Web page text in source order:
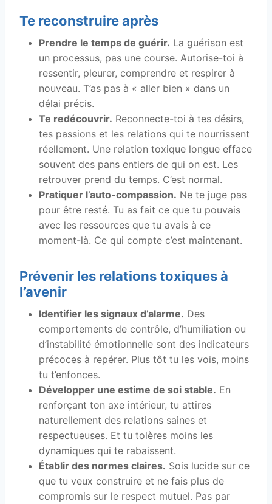
Te reconstruire après
Prendre le temps de guérir. La guérison est
un processus, pas une course. Autorise-toi à
ressentir, pleurer, comprendre et respirer à
nouveau. T’as pas à « aller bien » dans un
délai précis.
Te redécouvrir. Reconnecte-toi à tes désirs,
tes passions et les relations qui te nourrissent
réellement. Une relation toxique longue efface
souvent des pans entiers de qui on est. Les
retrouver prend du temps. C’est normal.
Pratiquer l’auto-compassion. Ne te juge pas
pour être resté. Tu as fait ce que tu pouvais
avec les ressources que tu avais à ce
moment-là. Ce qui compte c’est maintenant.
Prévenir les relations toxiques à
l’avenir
Identifier les signaux d’alarme. Des
comportements de contrôle, d’humiliation ou
d’instabilité émotionnelle sont des indicateurs
précoces à repérer. Plus tôt tu les vois, moins
tu t’enfonces.
Développer une estime de soi stable. En
renforçant ton axe intérieur, tu attires
naturellement des relations saines et
respectueuses. Et tu tolères moins les
dynamiques qui te rabaissent.
Établir des normes claires. Sois lucide sur ce
que tu veux construire et ne fais plus de
compromis sur le respect mutuel. Pas par